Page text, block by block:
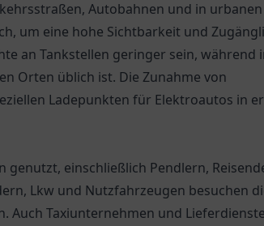
Autobahnen und in
um eine hohe Sichtbarkeit und
an Tankstellen geringer sein, während
Orten üblich ist. Die Zunahme von
Ladepunkten für Elektroautos in
genutzt, einschließlich Pendlern,
Lkw und Nutzfahrzeugen besuchen
Taxiunternehmen und